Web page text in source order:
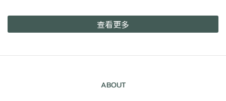
查看更多
ABOUT